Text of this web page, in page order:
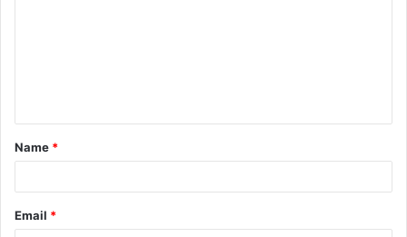
t
*
Name *
Email *